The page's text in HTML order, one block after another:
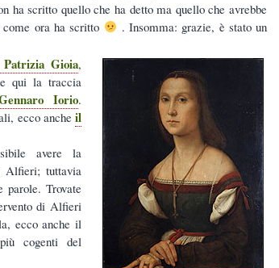
ha scritto quello che ha detto ma quello che avrebbe
ora ha scritto
. Insomma: grazie, è stato un
Gioia,
e qui la traccia
Iorio.
ecco anche il
avere la
Alfieri; tuttavia
parole. Trovate
di Alfieri
ecco anche il
cogenti del